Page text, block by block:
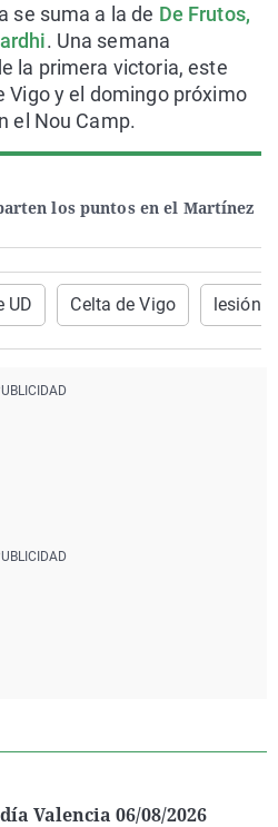
los puntos en el Martínez
se suma a la de De Frutos,
. Una semana
la primera victoria, este
Vigo y el domingo próximo
el Nou Camp.
UD Celta de Vigo lesión
Valencia 06/08/2026